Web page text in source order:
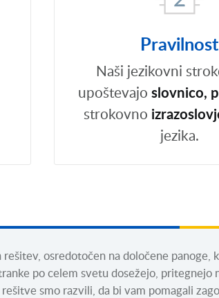
Pravilnost
Naši jezikovni
upoštevajoslovnico,
strokovno
jezika.
osredotočen na določene panoge,
po celem svetu dosežejo, pritegnejo
smo razvili, da bi vam pomagali